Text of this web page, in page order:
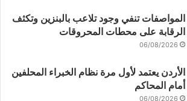
المواصفات تنفي وجود تلاعب بالبنزين وتكثف
الرقابة على محطات المحروقات
06/08/2026
الأردن يعتمد لأول مرة نظام الخبراء المحلفين
أمام المحاكم
06/08/2026